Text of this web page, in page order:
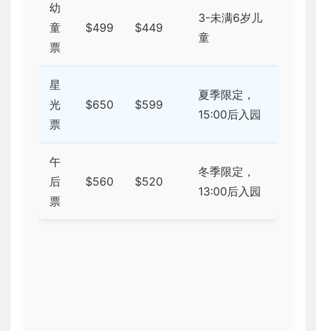
幼
童
票
$499 $449
3-未满6岁儿
童
星
光
票
$650 $599
夏季限定，
15:00后入园
午
后
票
$560 $520
冬季限定，
13:00后入园